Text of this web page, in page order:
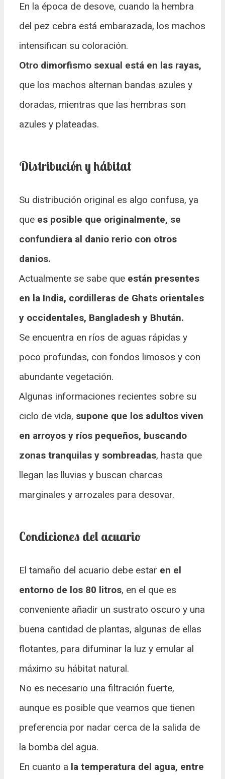
En la época de desove, cuando la hembra
del pez cebra está embarazada, los machos
intensifican su coloración.
Otro dimorfismo sexual está en las rayas,
que los machos alternan bandas azules y
doradas, mientras que las hembras son
azules y plateadas.
Distribución y hábitat
Su distribución original es algo confusa, ya
que es posible que originalmente, se
confundiera al danio rerio con otros
danios.
Actualmente se sabe que están presentes
en la India, cordilleras de Ghats orientales
y occidentales, Bangladesh y Bhután.
Se encuentra en ríos de aguas rápidas y
poco profundas, con fondos limosos y con
abundante vegetación.
Algunas informaciones recientes sobre su
ciclo de vida, supone que los adultos viven
en arroyos y ríos pequeños, buscando
zonas tranquilas y sombreadas, hasta que
llegan las lluvias y buscan charcas
marginales y arrozales para desovar.
Condiciones del acuario
El tamaño del acuario debe estar en el
entorno de los 80 litros, en el que es
conveniente añadir un sustrato oscuro y una
buena cantidad de plantas, algunas de ellas
flotantes, para difuminar la luz y emular al
máximo su hábitat natural.
No es necesario una filtración fuerte,
aunque es posible que veamos que tienen
preferencia por nadar cerca de la salida de
la bomba del agua.
En cuanto a la temperatura del agua, entre